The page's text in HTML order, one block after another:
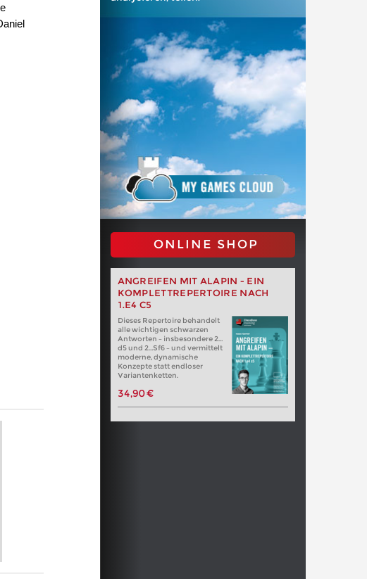
ONLINE SHOP
ANGREIFEN MIT ALAPIN - EIN
KOMPLETTREPERTOIRE NACH
1.E4 C5
Dieses Repertoire behandelt
alle wichtigen schwarzen
Antworten – insbesondere 2…
d5 und 2…Sf6 – und vermittelt
moderne, dynamische
Konzepte statt endloser
Variantenketten.
34,90 €